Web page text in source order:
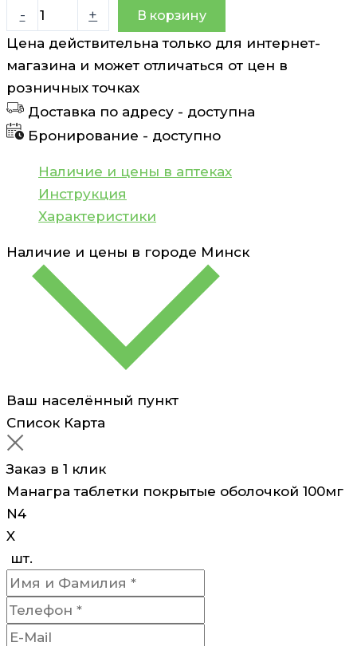
-
Количество
товара
Манагра
покрытые
оболочкой
100мг
+ В корзину
Цена действительна только для интернет-
магазина и может отличаться от цен в
розничных точках
Доставка по адресу - доступна
Бронирование - доступно
Наличие и цены в аптеках
Инструкция
Характеристики
Наличие и цены в городе Минск
Ваш населённый пункт
Список Карта
Заказ в 1 клик
Манагра таблетки покрытые оболочкой 100мг
N4
X
шт.